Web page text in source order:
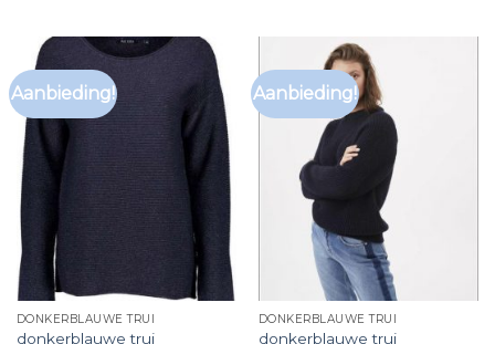
Aanbieding!
DONKERBLAUWE TRUI
donkerblauwe trui
Aanbieding!
DONKERBLAUWE TRUI
donkerblauwe trui